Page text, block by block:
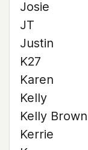
Josie
JT
Justin
K27
Karen
Kelly
Kelly Brown
Kerrie